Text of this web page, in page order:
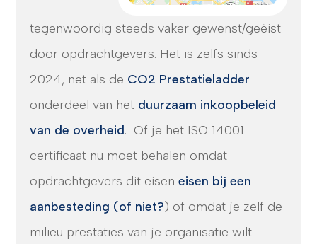
tegenwoordig steeds vaker gewenst/geëist
door opdrachtgevers. Het is zelfs sinds
2024, net als de CO2 Prestatieladder
onderdeel van het duurzaam inkoopbeleid
van de overheid. Of je het ISO 14001
certificaat nu moet behalen omdat
opdrachtgevers dit eiseneisen bij een
aanbesteding (of niet?) of omdat je zelf de
milieu prestaties van je organisatie wilt